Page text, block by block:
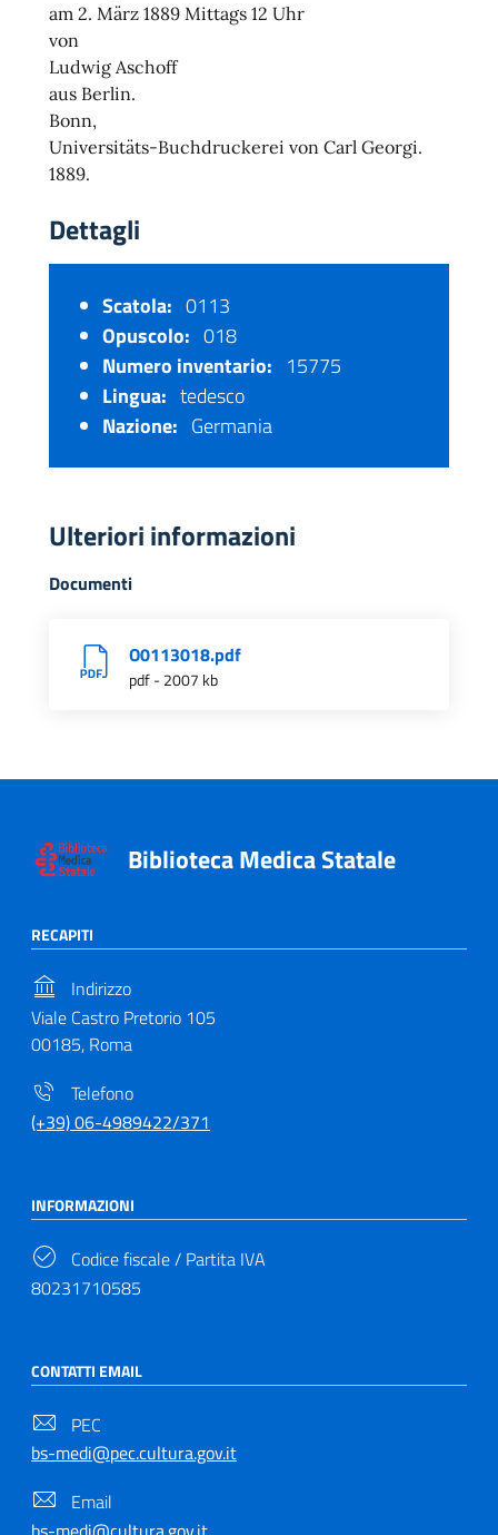
am 2. März 1889 Mittags 12 Uhr
von
Ludwig Aschoff
aus Berlin.
Bonn,
Universitäts-Buchdruckerei von Carl Georgi.
1889.
Dettagli
Scatola: 0113
Opuscolo: 018
Numero inventario: 15775
Lingua: tedesco
Nazione: Germania
Ulteriori informazioni
Documenti
O0113018.pdf
pdf - 2007 kb
Biblioteca Medica Statale
RECAPITI
Indirizzo
Viale Castro Pretorio 105
00185, Roma
Telefono
(+39) 06-4989422/371
INFORMAZIONI
Codice fiscale / Partita IVA
80231710585
CONTATTI EMAIL
PEC
bs-medi@pec.cultura.gov.it
Email